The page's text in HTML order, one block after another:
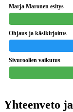
Marja Maronen esitys
Ohjaus ja käsikirjoitus
Sivuroolien vaikutus
Yhteenveto